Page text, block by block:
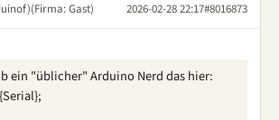
(Firma: Gast) 2026-02-28 22:17#8016873
ein "üblicher" Arduino Nerd das hier: